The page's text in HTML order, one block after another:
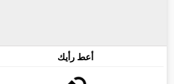
أعط رأيك